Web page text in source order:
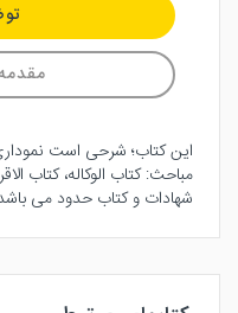
این کتاب؛ شرحی است
مباحث: کتاب الوکاله، کتاب
شهادات و کتاب حدود می